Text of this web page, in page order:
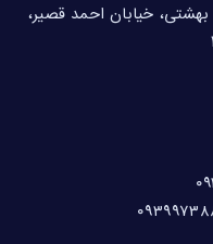
بهشتی، خیابان احمد قصیر،